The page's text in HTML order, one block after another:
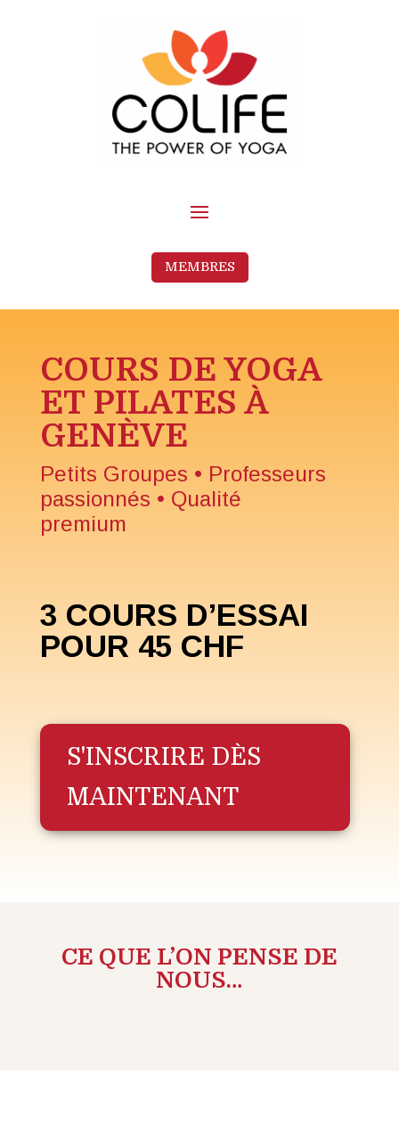
MEMBRES
COURS DE YOGA
ET PILATES À
GENÈVE
Petits Groupes • Professeurs
passionnés • Qualité
premium
3 COURS D’ESSAI
POUR 45 CHF
S'INSCRIRE DÈS
MAINTENANT
CE QUE L’ON PENSE DE
NOUS…